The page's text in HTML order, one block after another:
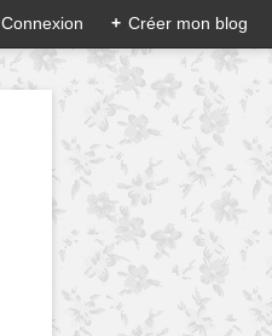
Connexion + Créer mon blog